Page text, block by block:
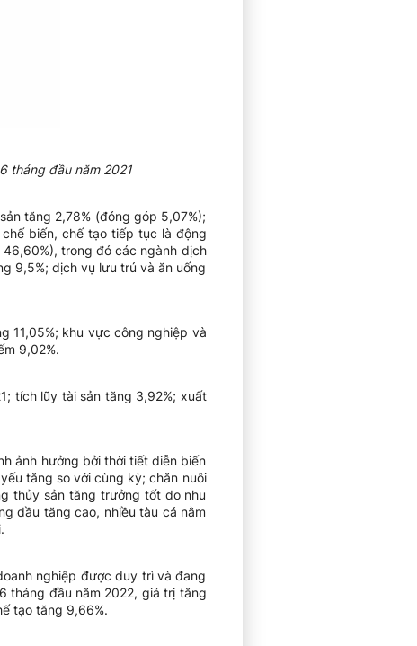
tháng đầu năm 2021
tăng 2,78% (đóng góp 5,07%);
biến, chế tạo tiếp tục là động
trong đó các ngành dịch
9,5%; dịch vụ lưu trú và ăn uống
11,05%; khu vực công nghiệp và
9,02%.
tích lũy tài sản tăng 3,92%; xuất
ảnh hưởng bởi thời tiết diễn biến
tăng so với cùng kỳ; chăn nuôi
thủy sản tăng trưởng tốt do nhu
dầu tăng cao, nhiều tàu cá nằm
nghiệp được duy trì và đang
tháng đầu năm 2022, giá trị tăng
tạo tăng 9,66%.